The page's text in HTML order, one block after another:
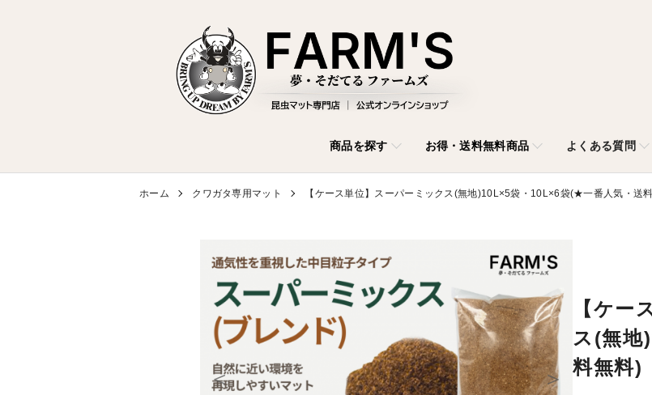
商品を探す お得・送料無料商品 よくある質問
ホーム クワガタ専用マット 【ケース単位】スーパーミックス(無地)10L×5袋・10L×6袋(★一番人気・送
【ケー
ス(無地
料無料)